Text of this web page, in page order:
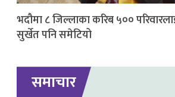
भदौमा ८ जिल्लाका करिब ५००
सुर्खेत पनि समेटियो
समाचार